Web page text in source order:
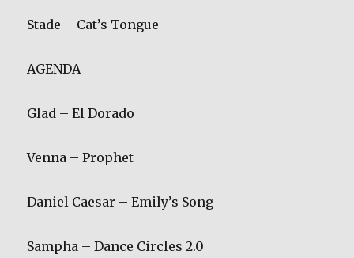
Stade – Cat’s Tongue
AGENDA
Glad – El Dorado
Venna – Prophet
Daniel Caesar – Emily’s Song
Sampha – Dance Circles 2.0